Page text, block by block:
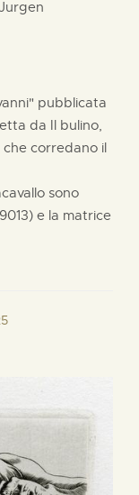
pubblicata
da Il bulino,
che corredano il
sono
e la matrice